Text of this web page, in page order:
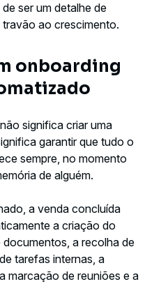
ser um detalhe de
ao crescimento.
onboarding
significa criar uma
garantir que tudo o
sempre, no momento
de alguém.
a venda concluída
a criação do
a recolha de
tarefas internas, a
marcação de reuniões e a